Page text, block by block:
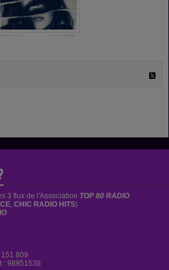
3 flux de l'Association TOP 80 RADIO
, CHIC RADIO HITS)
809
: 98951538